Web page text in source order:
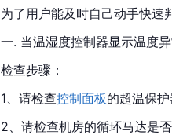
为了用户能及时自己动手快速
一. 当温湿度控制器显示温度
检查步骤：
1、请检查控制面板的超温保
2、请检查机房的循环马达是